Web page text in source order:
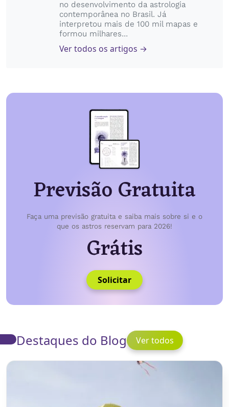
no desenvolvimento da astrologia
contemporânea no Brasil. Já
interpretou mais de 100 mil mapas e
formou milhares...
Ver todos os artigos →
Previsão Gratuita
Faça uma previsão gratuita e saiba mais sobre si e o
que os astros reservam para 2026!
Grátis
Solicitar
Destaques do Blog Ver todos